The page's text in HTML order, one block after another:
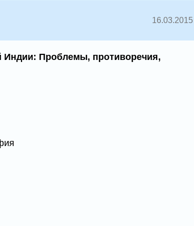
16.03.2015
Проблемы, противоречия,